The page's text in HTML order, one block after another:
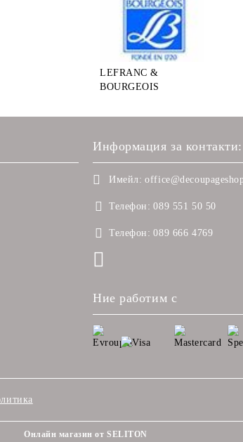
LEFRANC &
BOURGEOIS
Информация за контакти:
Имейл:
Телефон: 089 551 50 50
Телефон: 089 666 4769
Ние работим с
Онлайн магазин от SELITON